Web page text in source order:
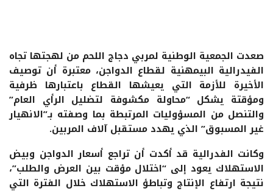
صعدت الجمعية الوطنية لمربي دجاج اللحم من لهجتها تجاه
الفيدرالية البيمهنية لقطاع الدواجن، معتبرة أن توصيف
الأخيرة للأزمة التي يعيشها القطاع باعتبارها ظرفية
ومؤقتة يشكل “محاولة مكشوفة لتضليل الرأي العام”
والتنصل من المسؤوليات المرتبطة بما وصفته بـ”الانهيار
غير المسبوق” الذي يهدد مستقبل آلاف المربين.
وكانت الفدرالية قد أكدت أن تراجع أسعار الدواجن وبيض
الاستهلاك يعود إلى “اختلال مؤقت بين العرض والطلب”،
نتيجة ارتفاع الإنتاج وتباطؤ الاستهلاك خلال الفترة التي